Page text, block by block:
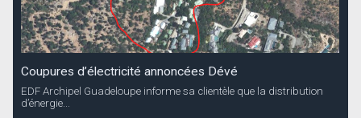
Coupures d’électricité annoncées Dévé
EDF Archipel Guadeloupe informe sa clientèle que la distribution
d’énergie...